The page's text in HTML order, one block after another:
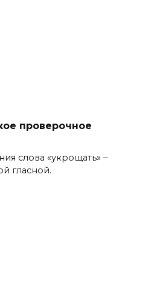
проверочное
слова «укрощать» –
гласной.